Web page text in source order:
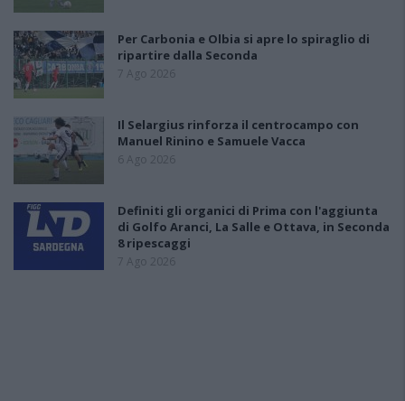
Per Carbonia e Olbia si apre lo spiraglio di
ripartire dalla Seconda
7 Ago 2026
Il Selargius rinforza il centrocampo con
Manuel Rinino e Samuele Vacca
6 Ago 2026
Definiti gli organici di Prima con l'aggiunta
di Golfo Aranci, La Salle e Ottava, in Seconda
8 ripescaggi
7 Ago 2026